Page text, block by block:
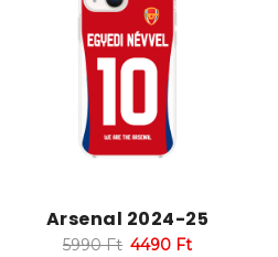
Arsenal 2024-25
5990Ft 4490 Ft